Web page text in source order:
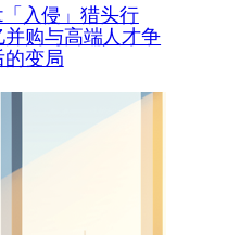
入侵」猎头行
并购与高端人才争
变局